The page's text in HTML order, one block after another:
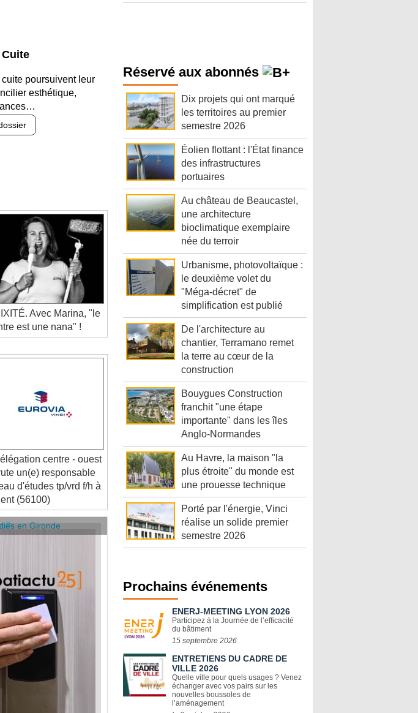
garages
des accès, durabilité
et intégration…
Avec Marina, "le
est une nana" !
un(e) responsable
d'études tp/vrd f/h à
(56100)
en Gironde
?
Réservé aux abonnés
Dix projets qui ont marqué
les territoires au premier
semestre 2026
Éolien flottant : l'État finance
des infrastructures
portuaires
Au château de Beaucastel,
une architecture
bioclimatique exemplaire
née du terroir
Urbanisme, photovoltaïque :
le deuxième volet du
"Méga-décret" de
simplification est publié
De l'architecture au
chantier, Terramano remet
la terre au cœur de la
construction
Bouygues Construction
franchit "une étape
importante" dans les îles
Anglo-Normandes
Au Havre, la maison "la
plus étroite" du monde est
une prouesse technique
Porté par l'énergie, Vinci
réalise un solide premier
semestre 2026
Prochains événements
ENERJ-MEETING LYON 2026
Participez à la Journée de l’efficacité
du bâtiment
15 septembre 2026
ENTRETIENS DU CADRE DE
VILLE 2026
Quelle ville pour quels usages ? Venez
échanger avec vos pairs sur les
nouvelles boussoles de
l’aménagement